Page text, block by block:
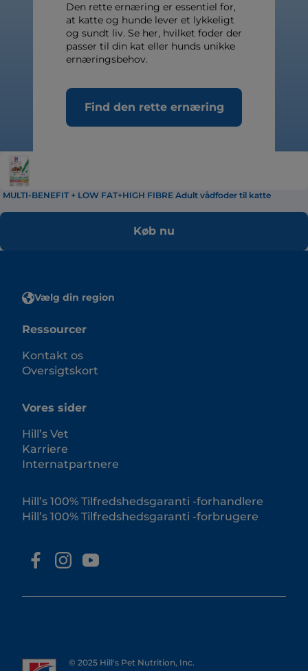
Den rette ernæring er essentiel for,
at katte og hunde lever et lykkeligt
og sundt liv. Se her, hvilket foder der
passer til din kat eller hunds unikke
ernæringsbehov.
Find den rette ernæring
MULTI-BENEFIT + LOW FAT+HIGH FIBRE Adult vådfoder til katte
Køb nu
Vælg din region
Ressourcer
Kontakt os
Oversigtskort
Vores sider
Hill’s Vet
Karriere
Internatpartnere
Hill’s 100% Tilfredshedsgaranti -forhandlere
Hill’s 100% Tilfredshedsgaranti -forbrugere
© 2025 Hill's Pet Nutrition, Inc.